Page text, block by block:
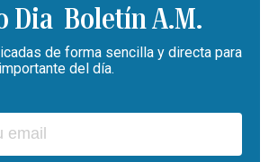
Boletín A.M.
de forma sencilla y directa para
del día.